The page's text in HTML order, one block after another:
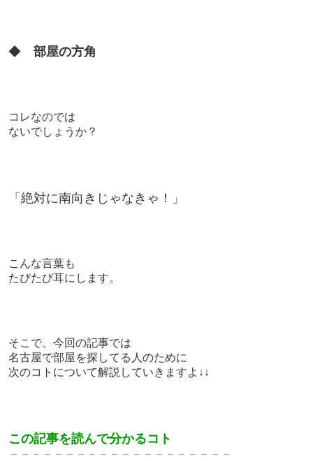
◆ 部屋の方角
コレなのでは
ないでしょうか？
「絶対に南向きじゃなきゃ！」
こんな言葉も
たびたび耳にします。
そこで、今回の記事では
名古屋で部屋を探してる人のために
次のコトについて解説していきますよ↓↓
この記事を読んで分かるコト
－－－－－－－－－－－－－－－－－－－－